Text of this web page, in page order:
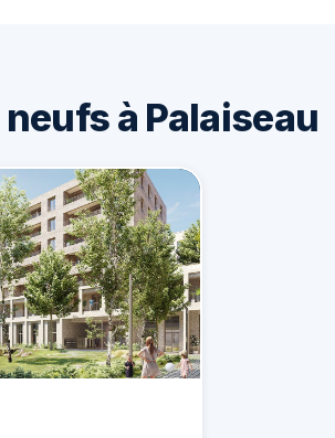
à Palaiseau